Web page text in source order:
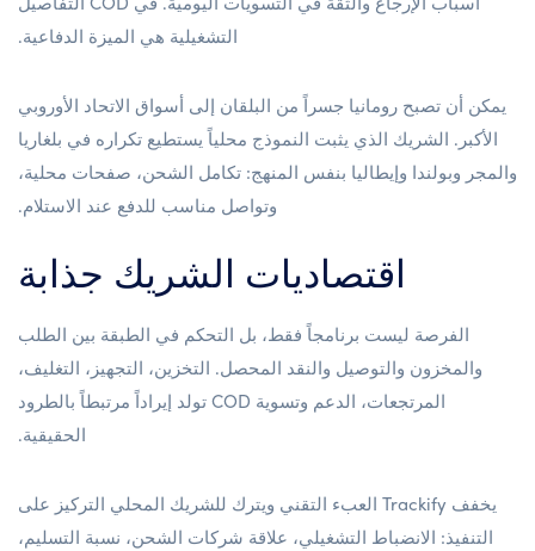
التشغيلية هي الميزة الدفاعية.
يمكن أن تصبح رومانيا جسراً من البلقان إلى أسواق الاتحاد الأوروبي
الأكبر. الشريك الذي يثبت النموذج محلياً يستطيع تكراره في بلغاريا
والمجر وبولندا وإيطاليا بنفس المنهج: تكامل الشحن، صفحات محلية،
وتواصل مناسب للدفع عند الاستلام.
اقتصاديات الشريك جذابة
الفرصة ليست برنامجاً فقط، بل التحكم في الطبقة بين الطلب
والمخزون والتوصيل والنقد المحصل. التخزين، التجهيز، التغليف،
المرتجعات، الدعم وتسوية COD تولد إيراداً مرتبطاً بالطرود
الحقيقية.
يخفف Trackify العبء التقني ويترك للشريك المحلي التركيز على
التنفيذ: الانضباط التشغيلي، علاقة شركات الشحن، نسبة التسليم،